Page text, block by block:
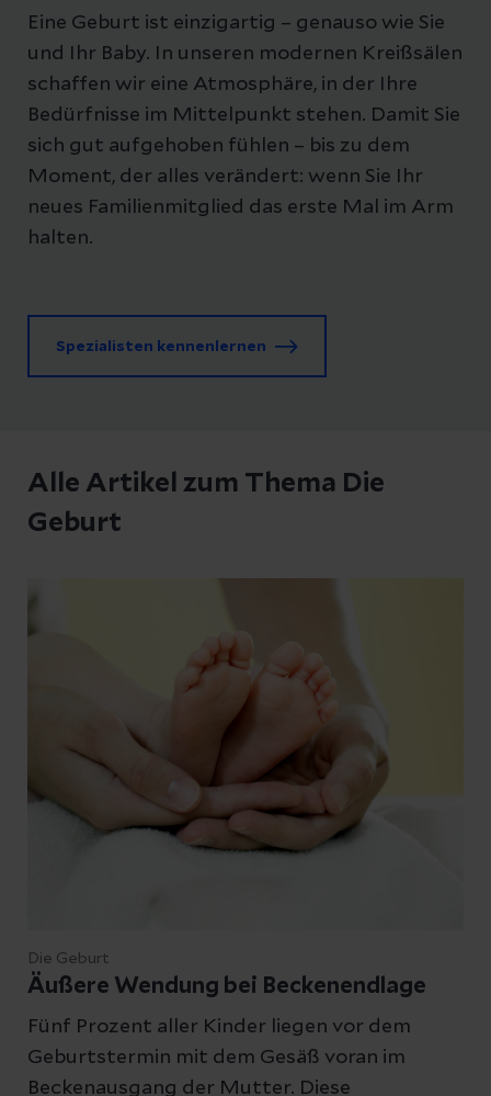
Eine Geburt ist einzigartig – genauso wie Sie
und Ihr Baby. In unseren modernen Kreißsälen
schaffen wir eine Atmosphäre, in der Ihre
Bedürfnisse im Mittelpunkt stehen. Damit Sie
sich gut aufgehoben fühlen – bis zu dem
Moment, der alles verändert: wenn Sie Ihr
neues Familienmitglied das erste Mal im Arm
halten.
Spezialisten kennenlernen
Alle Artikel zum Thema Die
Geburt
Die Geburt
Äußere Wendung bei Beckenendlage
Fünf Prozent aller Kinder liegen vor dem
Geburtstermin mit dem Gesäß voran im
Beckenausgang der Mutter. Diese